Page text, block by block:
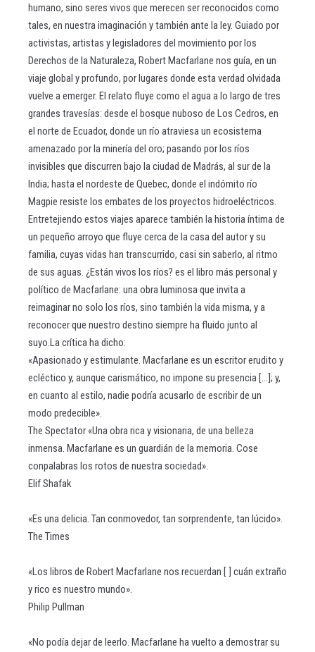
humano, sino seres vivos que merecen ser reconocidos como
tales, en nuestra imaginación y también ante la ley. Guiado por
activistas, artistas y legisladores del movimiento por los
Derechos de la Naturaleza, Robert Macfarlane nos guía, en un
viaje global y profundo, por lugares donde esta verdad olvidada
vuelve a emerger. El relato fluye como el agua a lo largo de tres
grandes travesías: desde el bosque nuboso de Los Cedros, en
el norte de Ecuador, donde un río atraviesa un ecosistema
amenazado por la minería del oro; pasando por los ríos
invisibles que discurren bajo la ciudad de Madrás, al sur de la
India; hasta el nordeste de Quebec, donde el indómito río
Magpie resiste los embates de los proyectos hidroeléctricos.
Entretejiendo estos viajes aparece también la historia íntima de
un pequeño arroyo que fluye cerca de la casa del autor y su
familia, cuyas vidas han transcurrido, casi sin saberlo, al ritmo
de sus aguas. ¿Están vivos los ríos? es el libro más personal y
político de Macfarlane: una obra luminosa que invita a
reimaginar no solo los ríos, sino también la vida misma, y a
reconocer que nuestro destino siempre ha fluido junto al
suyo.La crítica ha dicho:
«Apasionado y estimulante. Macfarlane es un escritor erudito y
ecléctico y, aunque carismático, no impone su presencia [...]; y,
en cuanto al estilo, nadie podría acusarlo de escribir de un
modo predecible».
The Spectator «Una obra rica y visionaria, de una belleza
inmensa. Macfarlane es un guardián de la memoria. Cose
conpalabras los rotos de nuestra sociedad».
Elif Shafak
«Es una delicia. Tan conmovedor, tan sorprendente, tan lúcido».
The Times
«Los libros de Robert Macfarlane nos recuerdan [ ] cuán extraño
y rico es nuestro mundo».
Philip Pullman
«No podía dejar de leerlo. Macfarlane ha vuelto a demostrar su